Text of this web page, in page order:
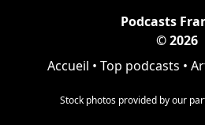
Podcasts
© 2026
Accueil • Top podcasts •
Stock photos provided by our